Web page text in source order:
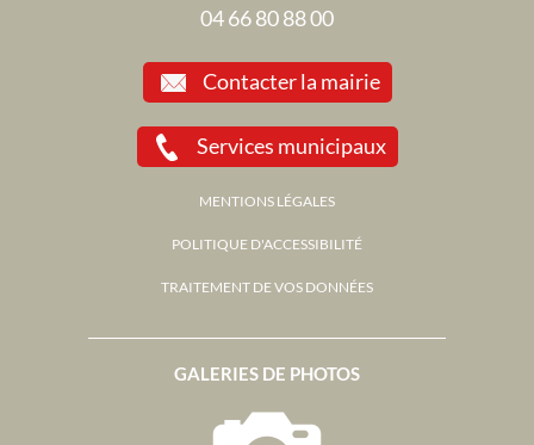
GALERIES DE PHOTOS
04 66 80 88 00
Contacter la mairie
Services municipaux
MENTIONS LÉGALES
POLITIQUE D'ACCESSIBILITÉ
TRAITEMENT DE VOS DONNÉES